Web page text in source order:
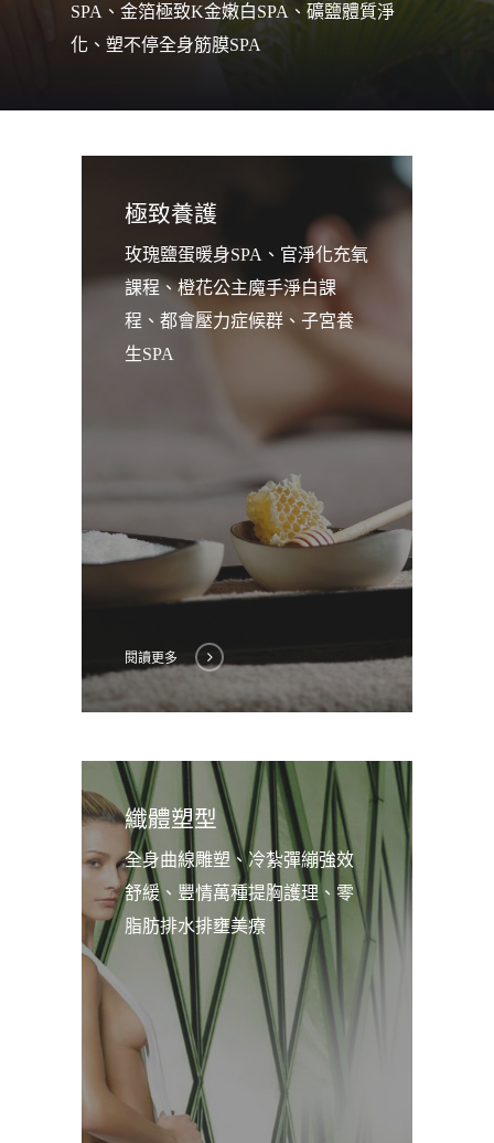
SPA、金箔極致K金嫩白SPA、礦鹽體質淨
化、塑不停全身筋膜SPA
極致養護
玫瑰鹽蛋暖身SPA、官淨化充氧
課程、橙花公主魔手淨白課
程、都會壓力症候群、子宮養
生SPA
閱讀更多
纖體塑型
全身曲線雕塑、冷紮彈繃強效
舒緩、豐情萬種提胸護理、零
脂肪排水排壅美療